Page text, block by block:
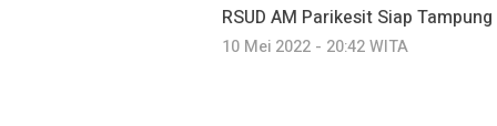
RSUD AM Parikesit Siap
10 Mei 2022 - 20:42 WITA